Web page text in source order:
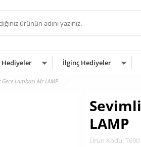
Hediyeler İlginç Hediyeler
Lambası Mr LAMP
LAMP
Ürün Kodu: T690